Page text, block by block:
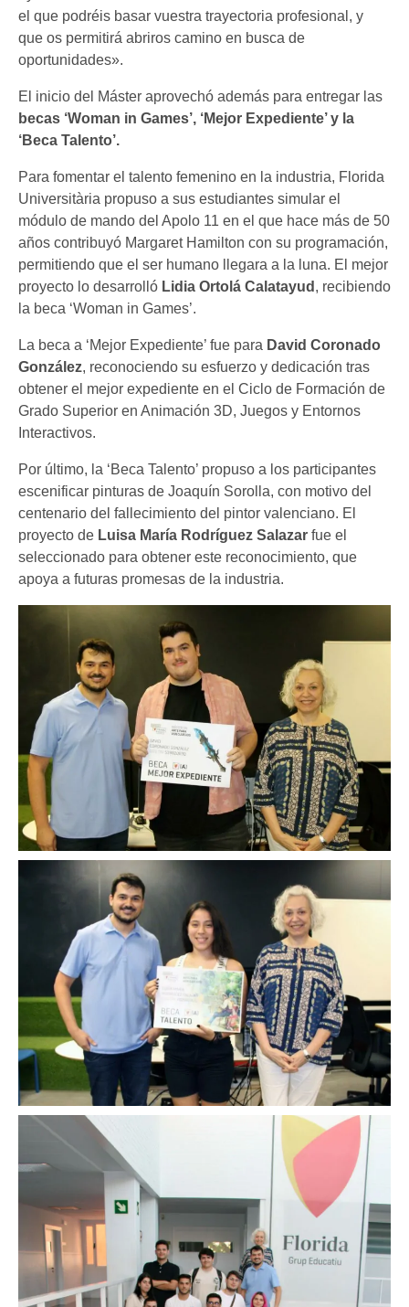
el que podréis basar vuestra trayectoria profesional, y
que os permitirá abriros camino en busca de
oportunidades».
El inicio del Máster aprovechó además para entregar las
becas ‘Woman in Games’, ‘Mejor Expediente’ y la
‘Beca Talento’.
Para fomentar el talento femenino en la industria, Florida
Universitària propuso a sus estudiantes simular el
módulo de mando del Apolo 11 en el que hace más de 50
años contribuyó Margaret Hamilton con su programación,
permitiendo que el ser humano llegara a la luna. El mejor
proyecto lo desarrolló Lidia Ortolá Calatayud , recibiendo
la beca ‘Woman in Games’.
La beca a ‘Mejor Expediente’ fue para David Coronado
González, reconociendo su esfuerzo y dedicación tras
obtener el mejor expediente en el Ciclo de Formación de
Grado Superior en Animación 3D, Juegos y Entornos
Interactivos.
Por último, la ‘Beca Talento’ propuso a los participantes
escenificar pinturas de Joaquín Sorolla, con motivo del
centenario del fallecimiento del pintor valenciano. El
proyecto de Luisa María Rodríguez Salazar fue el
seleccionado para obtener este reconocimiento, que
apoya a futuras promesas de la industria.